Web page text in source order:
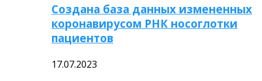
Создана база данных измененных
коронавирусом РНК носоглотки
пациентов
17.07.2023